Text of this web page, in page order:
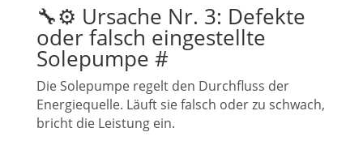
🔧⚙️ Ursache Nr. 3: Defekte
oder falsch eingestellte
Solepumpe #
Die Solepumpe regelt den Durchfluss der
Energiequelle. Läuft sie falsch oder zu schwach,
bricht die Leistung ein.